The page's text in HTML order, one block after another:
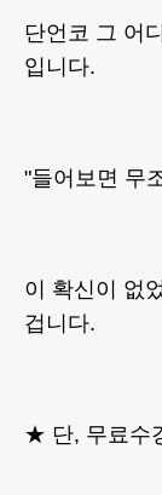
단언코 그 어
입니다.
"들어보면 무
이 확신이 없
겁니다.
★ 단, 무료수